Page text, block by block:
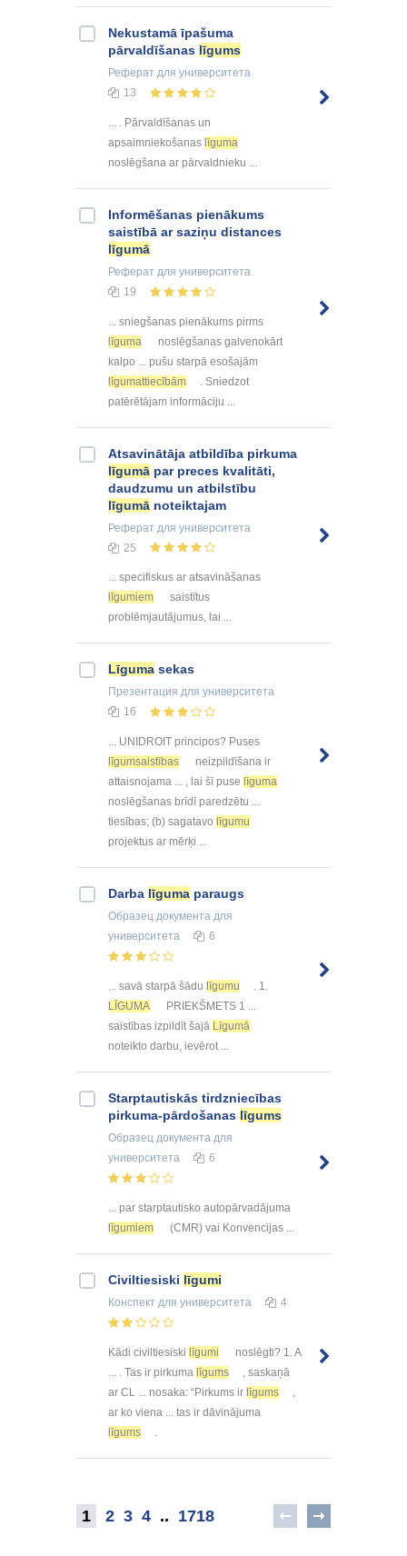
Nekustamā īpašuma
pārvaldīšanas līgums
Реферат для университета
13
... . Pārvaldīšanas un
apsaimniekošanas līguma
noslēgšana ar pārvaldnieku ...
Informēšanas pienākums
saistībā ar saziņu distances
līgumā
Реферат для университета
19
... sniegšanas pienākums pirms
līguma
noslēgšanas galvenokārt
kalpo ... pušu starpā esošajām
līgumattiecībām
. Sniedzot
patērētājam informāciju ...
Atsavinātāja atbildība pirkuma
līgumā par preces kvalitāti,
daudzumu un atbilstību
līgumā noteiktajam
Реферат для университета
25
... specifiskus ar atsavināšanas
līgumiem
saistītus
problēmjautājumus, lai ...
Līguma sekas
Презентация для университета
16
... UNIDROIT principos? Puses
līgumsaistības
neizpildīšana ir
attaisnojama ... , lai šī puse līguma
noslēgšanas brīdī paredzētu ...
tiesības; (b) sagatavo līgumu
projektus ar mērķi ...
Darba līguma paraugs
Образец документа для
университета
6
... savā starpā šādu līgumu
. 1.
LĪGUMA
PRIEKŠMETS 1 ...
saistības izpildīt šajā Līgumā
noteikto darbu, ievērot ...
Starptautiskās tirdzniecības
pirkuma-pārdošanas līgums
Образец документа для
университета
6
... par starptautisko autopārvadājuma
līgumiem
(CMR) vai Konvencijas ...
Civiltiesiski līgumi
Конспект для университета 4
Kādi civiltiesiski līgumi
noslēgti? 1. A
... . Tas ir pirkuma līgums
, saskaņā
ar CL ... nosaka: “Pirkums ir līgums
ar ko viena ... tas ir dāvinājuma
līgums
1 2 3 4 .. 1718